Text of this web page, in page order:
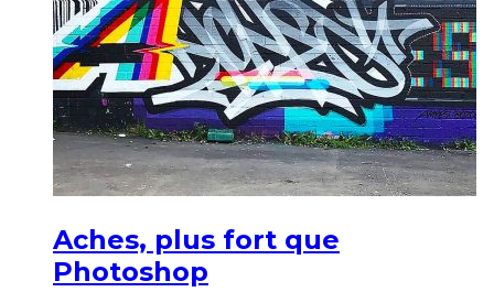
Aches, plus fort que
Photoshop